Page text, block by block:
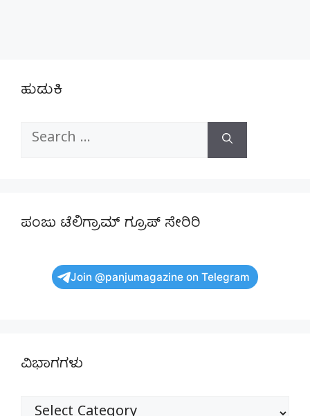
ಹುಡುಕಿ
Search
ಪಂಜು ಟೆಲಿಗ್ರಾಮ್ ಗ್ರೂಪ್ ಸೇರಿರಿ
Join @panjumagazine on Telegram
ವಿಭಾಗಗಳು
ವಿಭಾಗಗಳು